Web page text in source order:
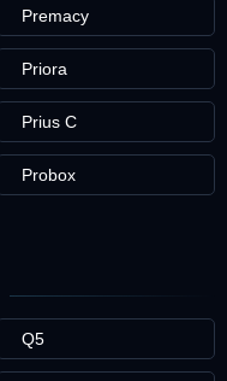
Premacy
Priora
Prius C
Probox
Q5